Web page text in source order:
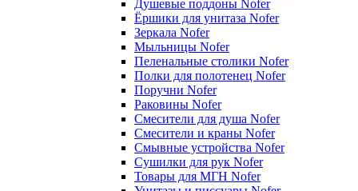
Душевые поддоны Nofer
Ёршики для унитаза Nofer
Зеркала Nofer
Мыльницы Nofer
Пеленальные столики Nofer
Полки для полотенец Nofer
Поручни Nofer
Раковины Nofer
Смесители для душа Nofer
Смесители и краны Nofer
Смывные устройства Nofer
Сушилки для рук Nofer
Товары для МГН Nofer